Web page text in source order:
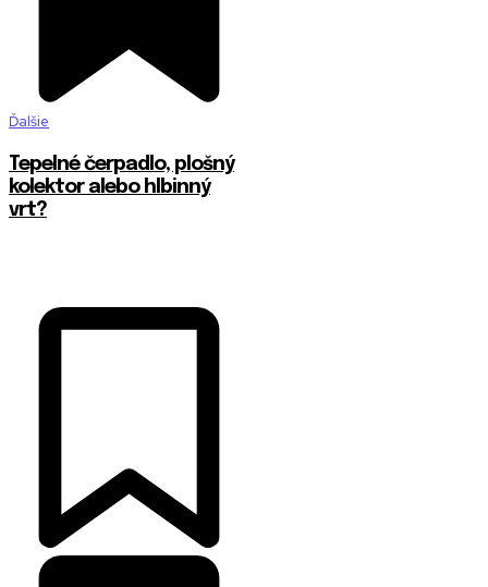
Ďalšie
Tepelné čerpadlo, plošný
kolektor alebo hlbinný
vrt?